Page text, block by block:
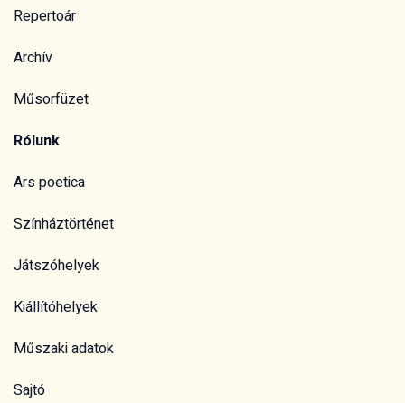
Repertoár
Archív
Műsorfüzet
Rólunk
Ars poetica
Színháztörténet
Játszóhelyek
Kiállítóhelyek
Műszaki adatok
Sajtó